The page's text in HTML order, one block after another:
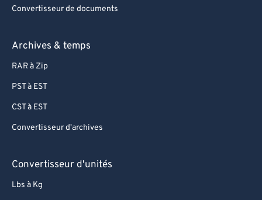
Convertisseur de documents
Archives & temps
RAR à Zip
PST à EST
CST à EST
Convertisseur d'archives
Convertisseur d'unités
Lbs à Kg